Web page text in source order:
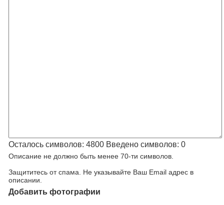
Осталось символов: 4800 Введено символов: 0
Описание не должно быть менее 70-ти символов.
Защититесь от спама. Не указывайте Ваш Email адрес в
описании.
Добавить фотографии